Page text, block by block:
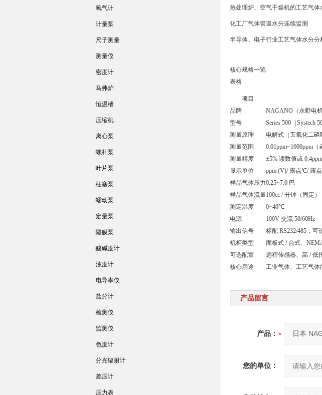
热处理炉、空气干燥机的工艺气体
化工厂气体管道水分连续监测
半导体、电子行业工艺气体水分分
核心规格一览
表格
项目
品牌
NAGANO（永野电
型号
Series 500（Systech
测量原理
电解式（五氧化二磷
测量范围
0.01ppm~1000ppm（
测量精度
±5% 读数值或 0.4ppm
显示单位
ppm (V)/ 露点℃/ 露点
样品气体压力0.25~7.0 巴
样品气体流量100cc / 分钟（固定）
测定温度
0~40℃
电源
100V 交流 50/60Hz
输出信号
标配 RS232/485；可
机柜类型
面板式 / 台式、
可选配置
远程传感器、高 / 低
核心用途
工业气体、工艺气
产品留言
产品：
您的单位：
氧气计
计量泵
尺子测量
测量仪
密度计
马弗炉
恒温槽
压缩机
离心泵
螺杆泵
叶片泵
柱塞泵
蠕动泵
定量泵
隔膜泵
酸碱度计
浊度计
电导率仪
盐分计
检测仪
监测仪
色度计
分光辐射计
差压计
压力表